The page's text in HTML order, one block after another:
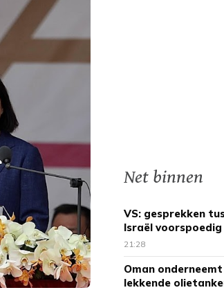
Net binnen
VS: gesprekken
Israël
21:28
Oman
lekkende